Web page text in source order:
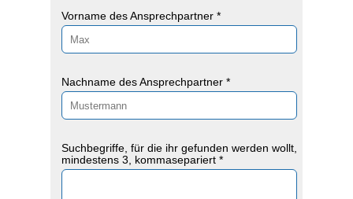
Vorname des Ansprechpartner *
Nachname des Ansprechpartner *
Suchbegriffe, für die ihr gefunden werden wollt,
mindestens 3, kommasepariert *